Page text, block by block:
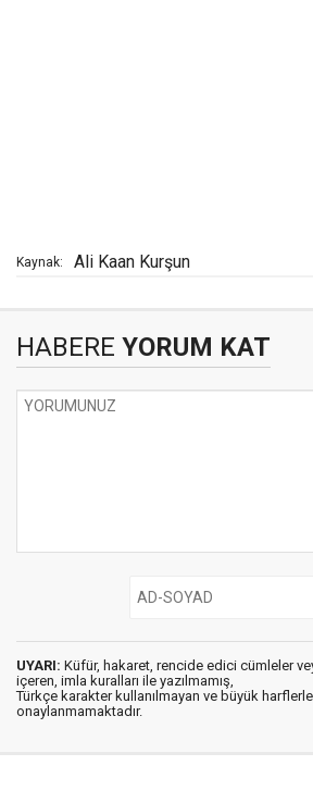
Kaynak: Ali Kaan Kurşun
HABERE YORUM KAT
UYARI: Küfür, hakaret, rencide edici cümleler
içeren, imla kuralları ile yazılmamış,
Türkçe karakter kullanılmayan ve büyük
onaylanmamaktadır.